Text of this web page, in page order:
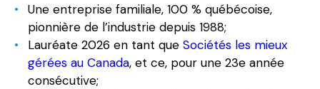
Une entreprise familiale, 100 % québécoise,
pionnière de l’industrie depuis 1988;
Lauréate 2026 en tant que Sociétés les mieux
gérées au Canada, et ce, pour une 23e année
consécutive;